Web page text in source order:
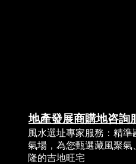
地產發展商購地咨詢
風水選址專家服務：精準
氣場，為您甄選藏風聚氣
隆的吉地旺宅